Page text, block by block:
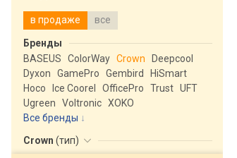
в продаже все
Бренды
BASEUS
ColorWay Crown
Deepcool
Dyxon
GamePro Gembird
HiSmart
Hoco
Ice Coorel OfficePro Trust UFT
Ugreen
Voltronic XOKO
Все бренды
Crown (тип)